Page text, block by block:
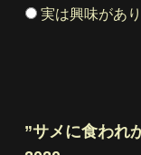
実は興味があり
”サメに食われ